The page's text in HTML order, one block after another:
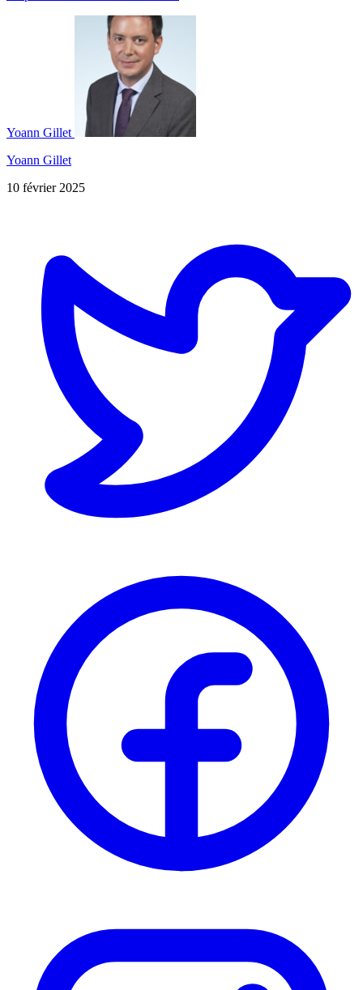
Yoann Gillet
Yoann Gillet
10 février 2025